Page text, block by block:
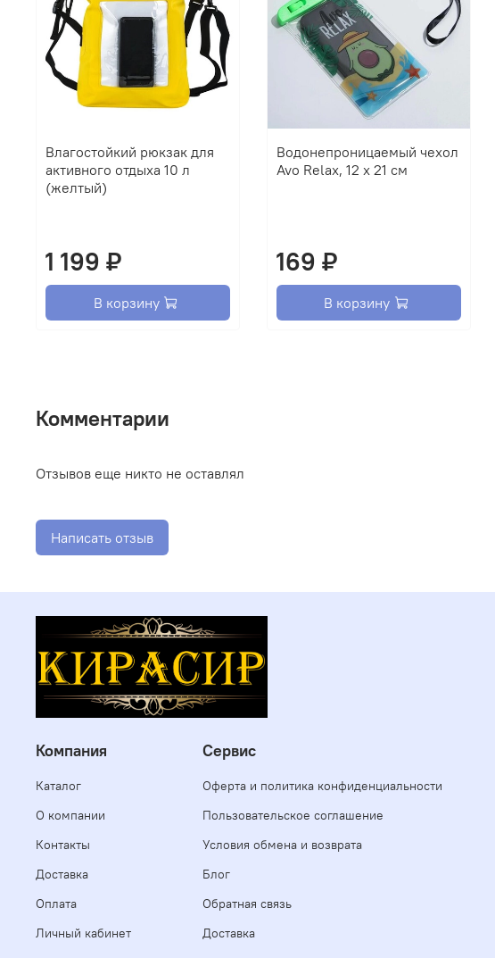
Влагостойкий рюкзак для
активного отдыха 10 л
(желтый)
1 199 ₽
В корзину
Водонепроницаемый чехол
Avo Relax, 12 х 21 см
169 ₽
В корзину
Комментарии
Отзывов еще никто не оставлял
Написать отзыв
Компания
Каталог
О компании
Контакты
Доставка
Оплата
Личный кабинет
Сервис
Оферта и политика конфиденциальности
Пользовательское соглашение
Условия обмена и возврата
Блог
Обратная связь
Доставка